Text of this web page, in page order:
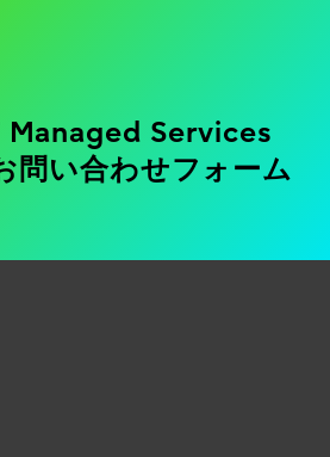
Services
問い合わせフォーム